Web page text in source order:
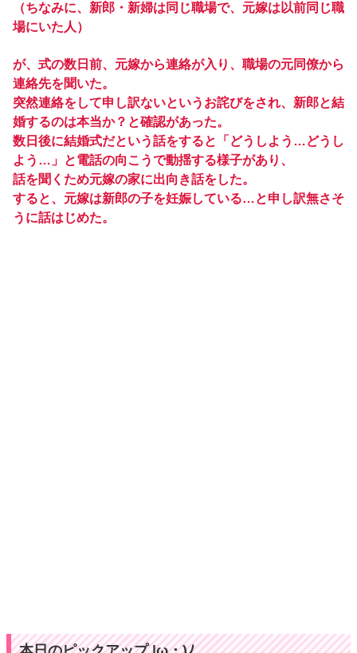
（ちなみに、新郎・新婦は同じ職場で、元嫁は以前同じ職
場にいた人）
が、式の数日前、元嫁から連絡が入り、職場の元同僚から
連絡先を聞いた。
突然連絡をして申し訳ないというお詫びをされ、新郎と結
婚するのは本当か？と確認があった。
数日後に結婚式だという話をすると「どうしよう…どうし
よう…」と電話の向こうで動揺する様子があり、
話を聞くため元嫁の家に出向き話をした。
すると、元嫁は新郎の子を妊娠している…と申し訳無さそ
うに話はじめた。